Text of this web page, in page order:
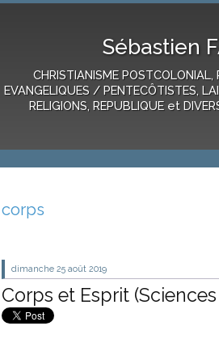
Sébastien
CHRISTIANISME POSTCOLONIAL,
EVANGELIQUES / PENTECÔTISTES,
RELIGIONS, REPUBLIQUE et
corps
dimanche 25 août 2019
Corps et Esprit